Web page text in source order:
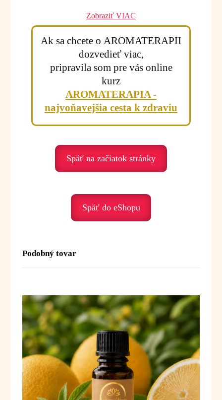
Účinky a benefity:
• podporuje relaxáciu a vnútorný pokoj
• harmonizuje emócie
• pomáha pri strese a psychickom napätí
• vhodný pri meditácii a duchovnej praxi
• podporuje uvoľnenie tela aj mysle
• pomáha vytvárať harmonickú atmosféru
• vhodný do očistných a meditačných zmesí
• podporuje pocit bezpečia a stability
• osviežuje priestor jemnou drevito-citrusovou
Emocionálna rovina:
svetla. Pomáha najmä v období stresu,
emocionálneho preťaženia alebo vnútorného
• úzkosť – prináša pokoj
• emocionálne napätie – pomáha uvoľniť
energie
Duchovné posolstvo:
Palo Santo je olej očisty, svetla a vedomého
pokoja. Pomáha nám uvoľniť staré napätie, očistiť
priestor aj myseľ a opäť sa spojiť so svojou
vnútornou silou.
Posolstvo:„S pokojom a dôverou uvoľňujem
Zobraziť VIAC
Ak sa chcete o AROMATERAPII
dozvedieť viac,
pripravila som pre vás online
kurz
AROMATERAPIA -
najvoňavejšia cesta k zdraviu
Späť na začiatok stránky
Späť do eShopu
Podobný tovar